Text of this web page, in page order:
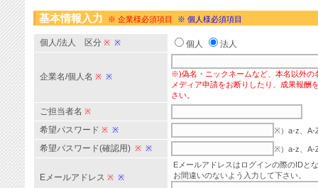
基本情報入力 ※ 企業様必須項目 ※ 個人様必須項目
個人/法人 区分 ※ ※ 個人 法人
企業名/個人名 ※ ※
※)偽名・ニックネームなど、本名以外の
メディア申請をお断りしたり、成果報酬
さい。
ご担当者名 ※
希望パスワード ※ ※ ※）a-z、A-
希望パスワード(確認用) ※ ※ ※）a-z、A-
Eメールアドレス ※ ※
Eメールアドレスはログインの際のIDと
お間違いのないよう入力して下さい。